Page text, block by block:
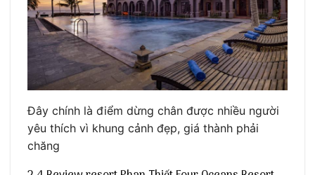
Đây chính là điểm dừng chân được nhiều người
yêu thích vì khung cảnh đẹp, giá thành phải
chăng